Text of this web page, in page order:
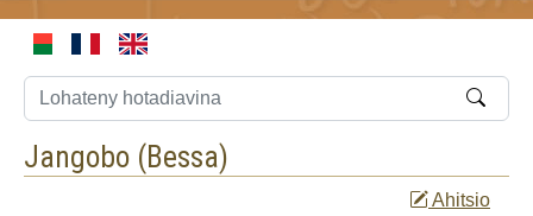
Jangobo (Bessa)
Ahitsio